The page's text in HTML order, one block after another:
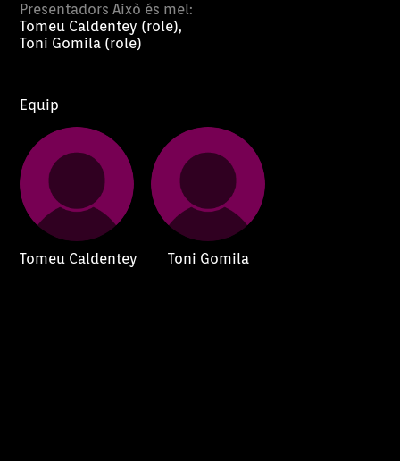
Presentadors Això és mel:
Tomeu Caldentey (role),
Toni Gomila (role)
Equip
Tomeu Caldentey Toni Gomila